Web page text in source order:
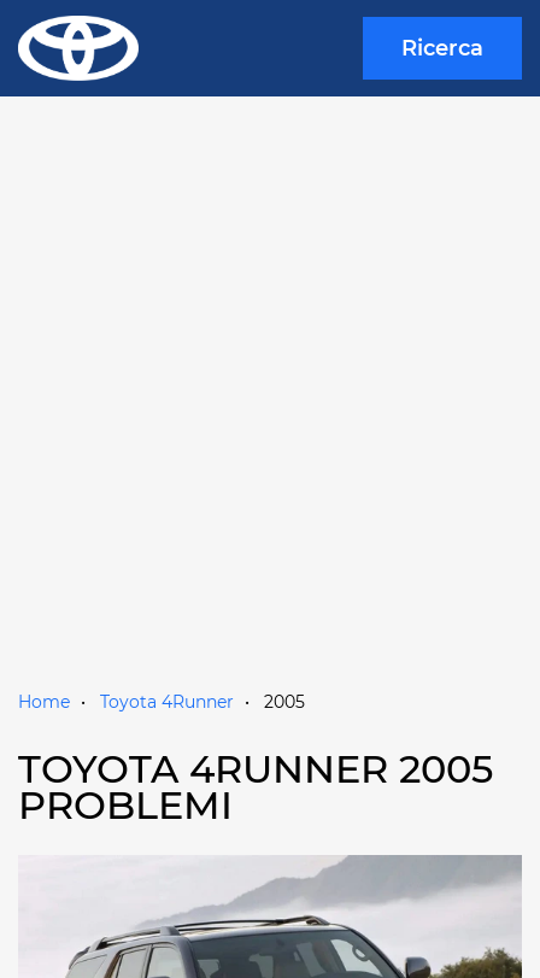
Ricerca
Home Toyota 4Runner 2005
TOYOTA 4RUNNER 2005
PROBLEMI